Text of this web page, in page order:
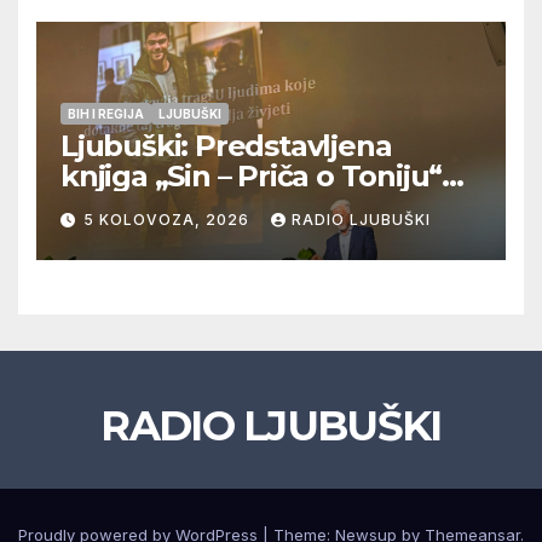
natjecanje
BIH I REGIJA LJUBUŠKI
Ljubuški: Predstavljena
knjiga „Sin – Priča o Toniju“
dr. sc. Zdenka Hercega
5 KOLOVOZA, 2026 RADIO LJUBUŠKI
RADIO LJUBUŠKI
Proudly powered by WordPress Theme: Newsup by Themeansar.